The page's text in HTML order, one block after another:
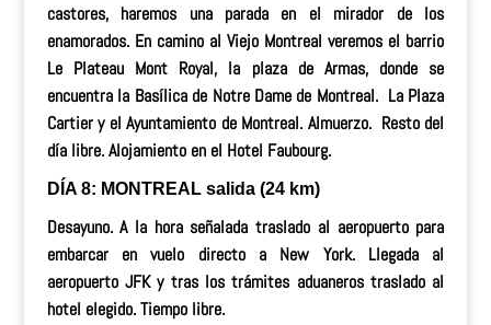
castores, haremos una parada en el mirador de los
enamorados. En camino al Viejo Montreal veremos el barrio
Le Plateau Mont Royal, la plaza de Armas, donde se
encuentra la Basílica de Notre Dame de Montreal. La Plaza
Cartier y el Ayuntamiento de Montreal. Almuerzo. Resto del
día libre. Alojamiento en el Hotel Faubourg.
DÍA 8: MONTREAL salida (24 km)
Desayuno. A la hora señalada traslado al aeropuerto para
embarcar en vuelo directo a New York. Llegada al
aeropuerto JFK y tras los trámites aduaneros traslado al
hotel elegido. Tiempo libre.